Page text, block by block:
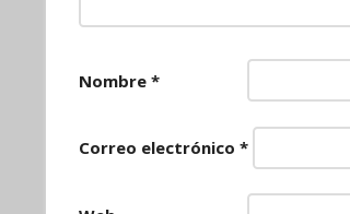
Nombre *
Correo electrónico *